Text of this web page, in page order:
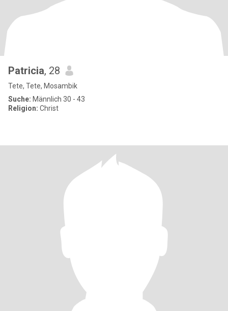
Patricia, 28
Tete, Tete, Mosambik
Suche: Männlich 30 - 43
Religion: Christ